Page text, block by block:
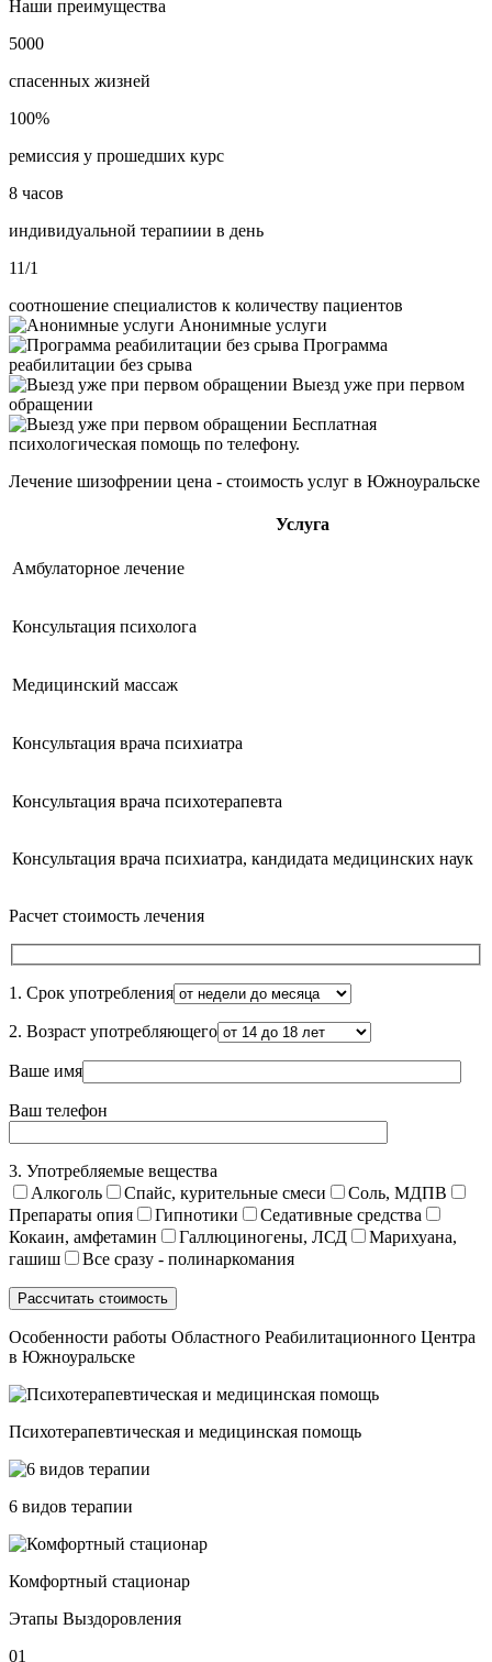
Наши преимущества
5000
спасенных жизней
100%
ремиссия у прошедших курс
8 часов
индивидуальной терапиии в день
11/1
соотношение специалистов к количеству пациентов
Анонимные услуги
Программа
реабилитации без срыва
Выезд уже при первом
обращении
Бесплатная
психологическая помощь по телефону.
Лечение шизофрении цена - стоимость услуг в Южноуральске
Услуга
Амбулаторное лечение
Консультация психолога
Медицинский массаж
Консультация врача психиатра
Консультация врача психотерапевта
Консультация врача психиатра, кандидата медицинских наук
Расчет стоимость лечения
1. Срок употребления
2. Возраст употребляющего
Ваше имя
Ваш телефон
3. Употребляемые вещества
Алкоголь
Спайс, курительные смеси
Соль, МДПВ
Препараты опия
Гипнотики
Седативные средства
Кокаин, амфетамин
Галлюциногены, ЛСД
Марихуана,
гашиш
Все сразу - полинаркомания
Особенности работы Областного Реабилитационного Центра
в Южноуральске
Психотерапевтическая и медицинская помощь
6 видов терапии
Комфортный стационар
Этапы Выздоровления
01